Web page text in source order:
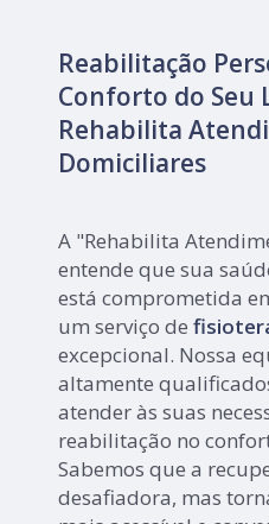
Reabilitação
Conforto do Seu
Rehabilita
Domiciliares
A "Rehabilita
entende que sua
está comprometida
um serviço de
excepcional. Nossa
altamente
atender às suas
reabilitação no
Sabemos que a
desafiadora, mas